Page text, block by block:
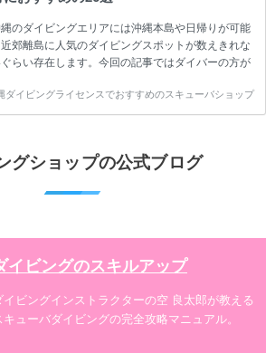
スクがあるスポーツでもあります。もしかしたら
な思いをしてしまうかもしれません。 今回は現地
ビング...
のダイビングエリアには沖縄本島や日帰りが可能
郊離島に人気のダイビングスポットが数えきれな
らい存在します。今回の記事ではダイバーの方が
ポットを紹介します。 当スクールは、沖縄本島で
谷町、嘉手納町、読谷村、恩納村、名護市、本部
しております。 ダイビングライセンスをお持ちの
ダイビングライセンスでおすすめのスキューバショップ
グショップの公式ブログ
イビングのスキルアップ
イビングインストラクターの空 良太郎が教える
キューバダイビングの完全攻略マニュアル。